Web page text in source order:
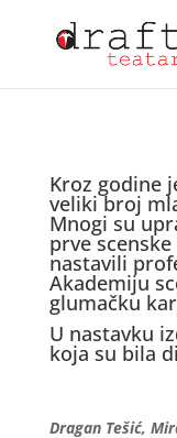
Kroz godine
veliki broj
Mnogi su
prve
nastavili
Akademiju
glumačku
U nastavku
koja su bila
Dragan Tešić,